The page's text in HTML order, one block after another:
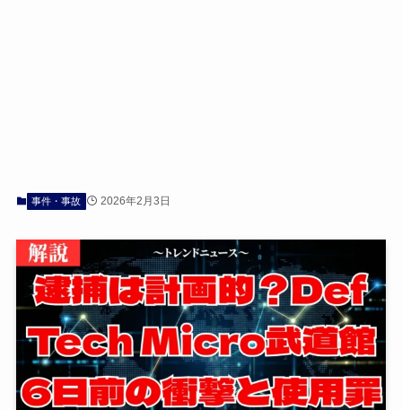
事件・事故 2026年2月3日